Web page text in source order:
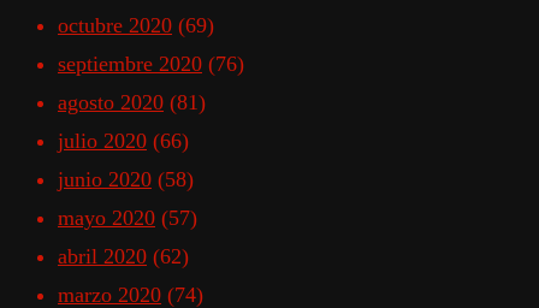
octubre 2020 (69)
septiembre 2020 (76)
agosto 2020 (81)
julio 2020 (66)
junio 2020 (58)
mayo 2020 (57)
abril 2020 (62)
marzo 2020 (74)